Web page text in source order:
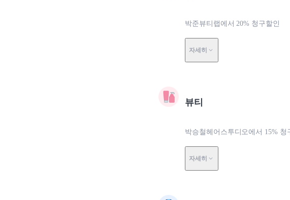
박준뷰티랩에서 20% 청구할인
자세히
뷰티
박승철헤어스투디오에서 15% 청
자세히